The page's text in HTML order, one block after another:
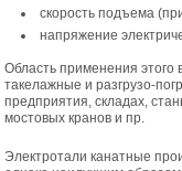
скорость подъема
напряжение
Область применения этого
такелажные и разгрузо-
предприятия, складах,
мостовых кранов и пр.
Электротали канатные